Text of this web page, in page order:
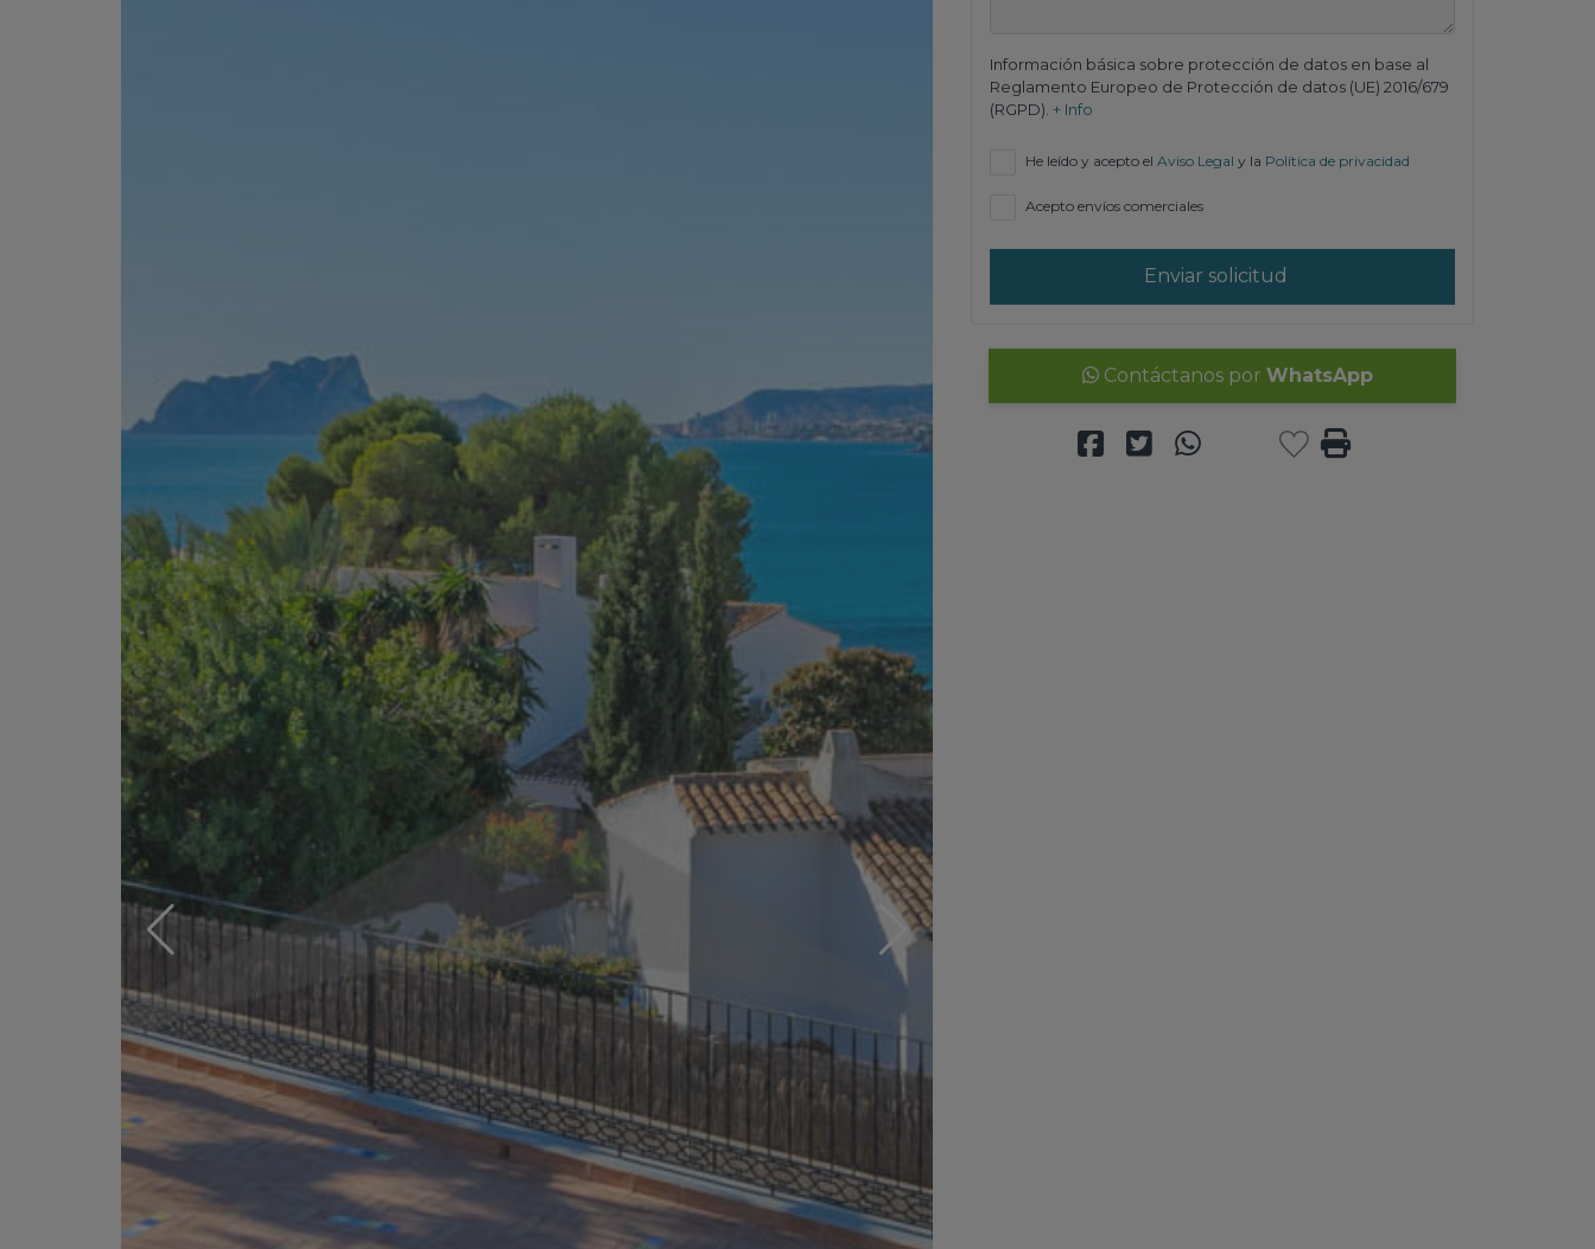
Información básica sobre protección de datos en base al
Reglamento Europeo de Protección de datos (UE) 2016/679
(RGPD). + Info
He leído y acepto el Aviso Legal y la Política de privacidad
Acepto envíos comerciales
Enviar solicitud
Contáctanos por WhatsApp